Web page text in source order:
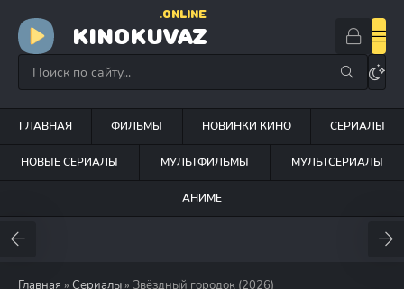
KINOKUVAZ
.ONLINE
ГЛАВНАЯ ФИЛЬМЫ НОВИНКИ КИНО СЕРИАЛЫ
НОВЫЕ СЕРИАЛЫ МУЛЬТФИЛЬМЫ МУЛЬТСЕРИАЛЫ
АНИМЕ
Главная » Сериалы » Звёздный городок (2026)